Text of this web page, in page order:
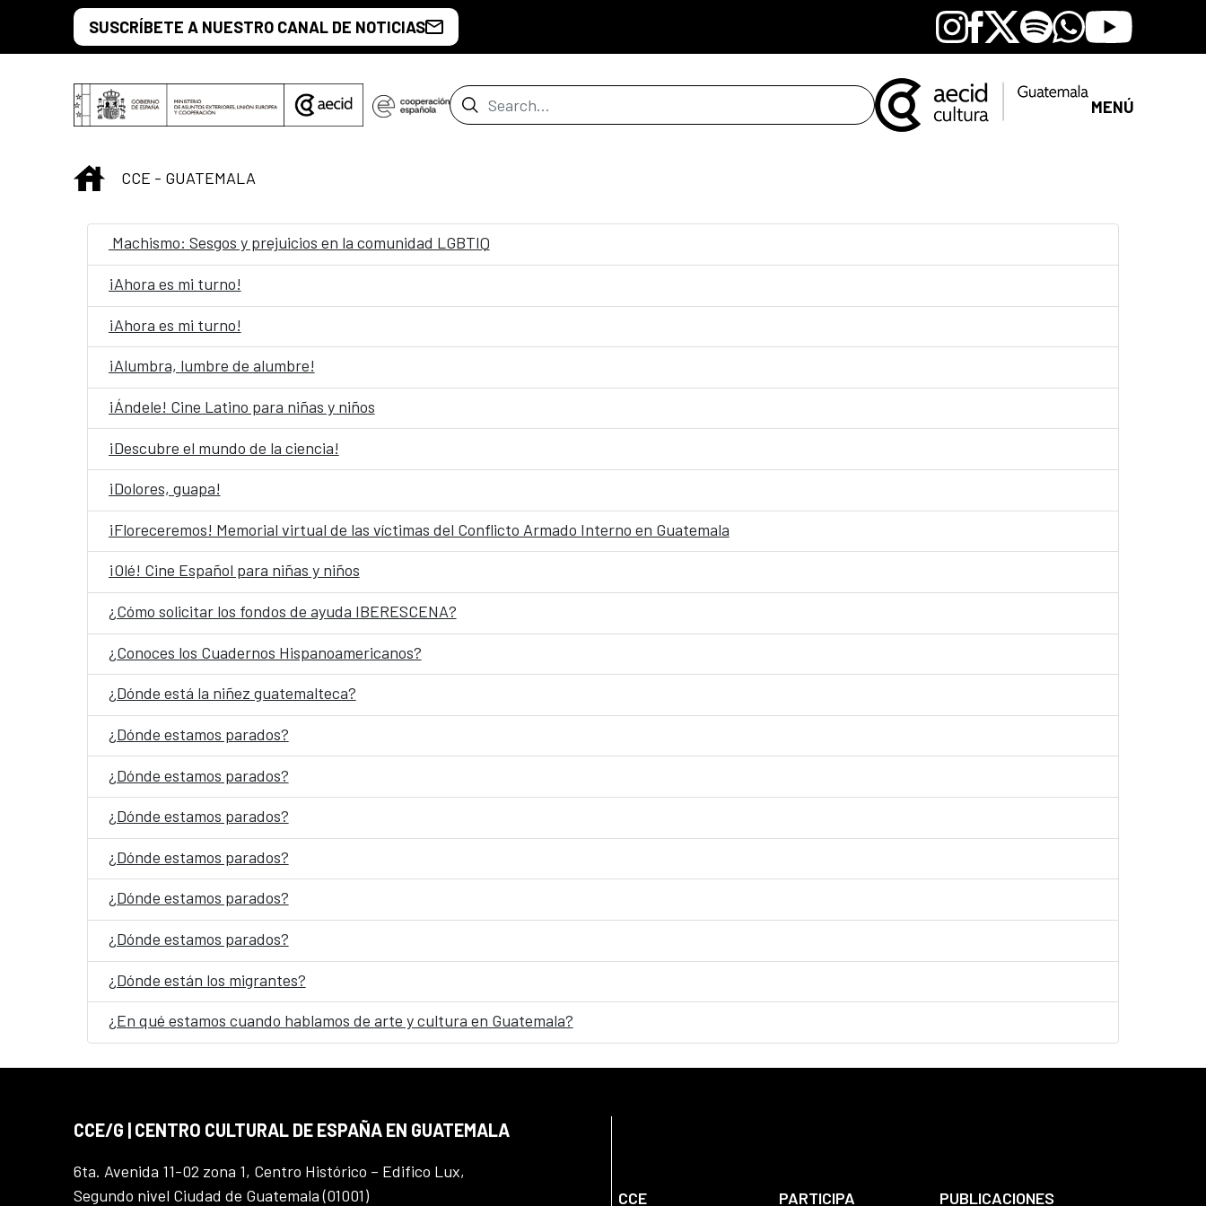
Skip to Main ContentSUSCRÍBETE A NUESTRO CANAL DE NOTICIAS Instagram
Facebook
X SpotifyWhatsapp
Youtube
Search Bar MENÚ
INICIO
CCE - GUATEMALA
Machismo: Sesgos y prejuicios en la comunidad LGBTIQ
¡Ahora es mi turno!
¡Ahora es mi turno!
¡Alumbra, lumbre de alumbre!
¡Ándele! Cine Latino para niñas y niños
¡Descubre el mundo de la ciencia!
¡Dolores, guapa!
¡Floreceremos! Memorial virtual de las víctimas del Conflicto Armado Interno en Guatemala
¡Olé! Cine Español para niñas y niños
¿Cómo solicitar los fondos de ayuda IBERESCENA?
¿Conoces los Cuadernos Hispanoamericanos?
¿Dónde está la niñez guatemalteca?
¿Dónde estamos parados?
¿Dónde estamos parados?
¿Dónde estamos parados?
¿Dónde estamos parados?
¿Dónde estamos parados?
¿Dónde estamos parados?
¿Dónde están los migrantes?
¿En qué estamos cuando hablamos de arte y cultura en Guatemala?
CCE/G | CENTRO CULTURAL DE ESPAÑA EN GUATEMALA
6ta. Avenida 11-02 zona 1, Centro Histórico – Edifico Lux,
Segundo nivel Ciudad de Guatemala (01001)
CCE PARTICIPA PUBLICACIONES